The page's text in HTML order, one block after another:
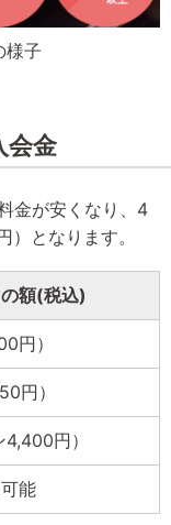
様子
会金
金が安くなり、4
となります。
額(税込)
円）
円）
円）
能